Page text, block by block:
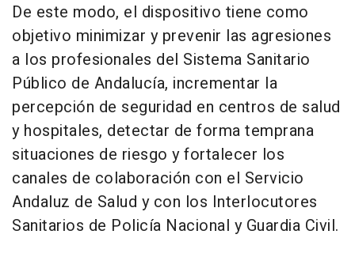
De este modo, el dispositivo tiene como
objetivo minimizar y prevenir las agresiones
a los profesionales del Sistema Sanitario
Público de Andalucía, incrementar la
percepción de seguridad en centros de salud
y hospitales, detectar de forma temprana
situaciones de riesgo y fortalecer los
canales de colaboración con el Servicio
Andaluz de Salud y con los Interlocutores
Sanitarios de Policía Nacional y Guardia Civil.